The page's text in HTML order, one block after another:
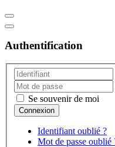
Authentification
Se souvenir de moi
Identifiant oublié ?
Mot de passe oublié